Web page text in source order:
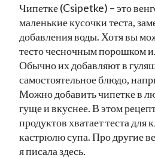
Чипетке (Csipetke) – это
маленькие кусочки теста,
добавления воды. Хотя вы
тесто чесночным порошком
Обычно их добавляют в
самостоятельное блюдо,
Можно добавить чипетке в
гуще и вкуснее. В этом
продуктов хватает теста для
кастрюлю супа. Про другие
я писала здесь.